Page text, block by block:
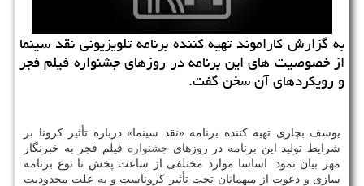
به گزارش کاراموند تهیه کننده برنامه تلویزیونی نقد سینما
از خصوصیت های این برنامه در روزهای جشنواره فیلم فجر
و رویکردهای آن سخن گفت.
یوسف بچاری تهیه کننده برنامه «نقد سینما» درباره تأثیر کرونا بر
شرایط تولید این برنامه در روزهای جشنواره فیلم فجر به خبرنگار
مهر بیان نمود: اساسا موارد مختلفی از ساعت پخش تا نوع برنامه
سازی و دعوت از میهمانان تحت تأثیر کروناست و به علت محدودیت